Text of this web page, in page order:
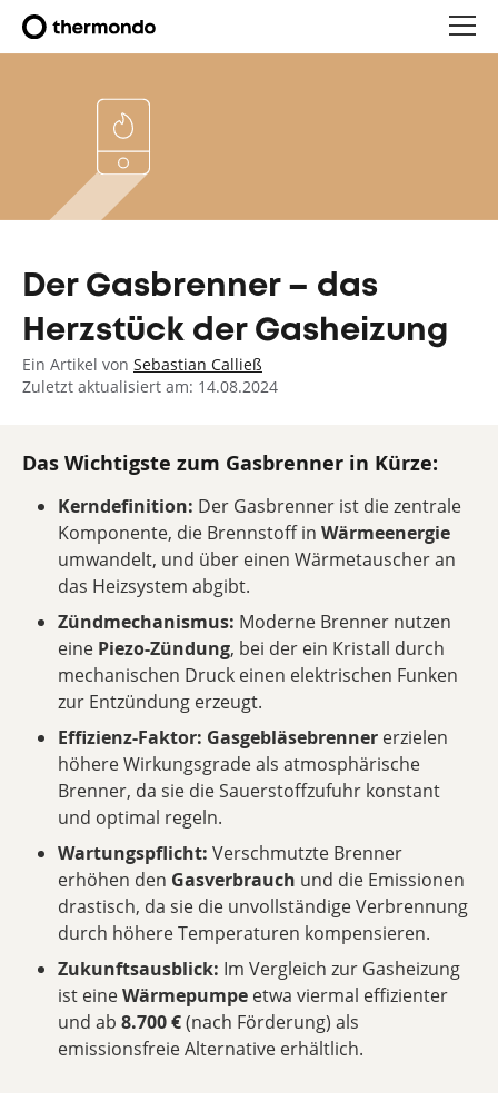
Der Gasbrenner – das
Herzstück der Gasheizung
Ein Artikel von Sebastian Calließ
Zuletzt aktualisiert am: 14.08.2024
Das Wichtigste zum Gasbrenner in Kürze:
Kerndefinition: Der Gasbrenner ist die zentrale
Komponente, die Brennstoff in Wärmeenergie
umwandelt, und über einen Wärmetauscher an
das Heizsystem abgibt.
Zündmechanismus: Moderne Brenner nutzen
eine Piezo-Zündung, bei der ein Kristall durch
mechanischen Druck einen elektrischen Funken
zur Entzündung erzeugt.
Effizienz-Faktor: Gasgebläsebrenner erzielen
höhere Wirkungsgrade als atmosphärische
Brenner, da sie die Sauerstoffzufuhr konstant
und optimal regeln.
Wartungspflicht: Verschmutzte Brenner
erhöhen den Gasverbrauch und die Emissionen
drastisch, da sie die unvollständige Verbrennung
durch höhere Temperaturen kompensieren.
Zukunftsausblick: Im Vergleich zur Gasheizung
ist eineWärmepumpe etwa viermal effizienter
und ab 8.700 €(nach Förderung) als
emissionsfreie Alternative erhältlich.